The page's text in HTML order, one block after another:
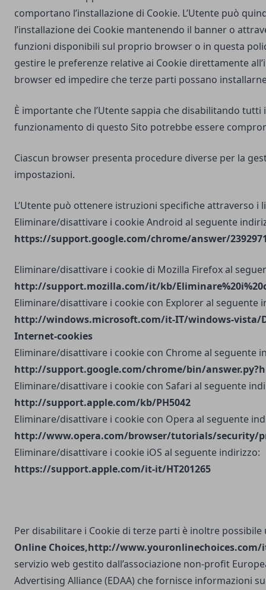
comportano l’installazione di Cookie. L’Utente può
l’installazione dei Cookie mantenendo il banner o
funzioni disponibili sul proprio browser o in questa
gestire le preferenze relative ai Cookie direttamente
browser ed impedire che terze parti possano
È importante che l’Utente sappia che disabilitando tutti
funzionamento di questo Sito potrebbe essere
Ciascun browser presenta procedure diverse per la
impostazioni.
L’Utente può ottenere istruzioni specifiche attraverso i
Eliminare/disattivare i cookie Android al seguente
https://support.google.com/chrome/answer/
Eliminare/disattivare i cookie di Mozilla Firefox al
http://support.mozilla.com/it/kb/
Eliminare/disattivare i cookie con Explorer al seguente
http://windows.microsoft.com/it-IT/windows-vista/
Internet-cookies
Eliminare/disattivare i cookie con Chrome al seguente
http://support.google.com/chrome/bin/
Eliminare/disattivare i cookie con Safari al seguente
http://support.apple.com/kb/PH5042
Eliminare/disattivare i cookie con Opera al seguente
http://www.opera.com/browser/tutorials/security/
Eliminare/disattivare i cookie iOS al seguente indirizzo:
https://support.apple.com/it-it/HT201265
Per disabilitare i Cookie di terze parti è inoltre
Online Choices,http://www.youronlinechoices.com/
servizio web gestito dall’associazione non-profit
Advertising Alliance (EDAA) che fornisce informazioni